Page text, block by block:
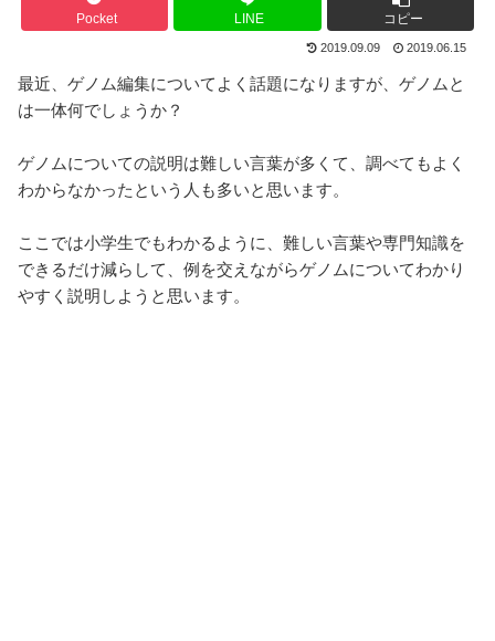
Pocket LINE コピー
2019.09.09 2019.06.15
最近、ゲノム編集についてよく話題になりますが、ゲノムと
は一体何でしょうか？
ゲノムについての説明は難しい言葉が多くて、調べてもよく
わからなかったという人も多いと思います。
ここでは小学生でもわかるように、難しい言葉や専門知識を
できるだけ減らして、例を交えながらゲノムについてわかり
やすく説明しようと思います。